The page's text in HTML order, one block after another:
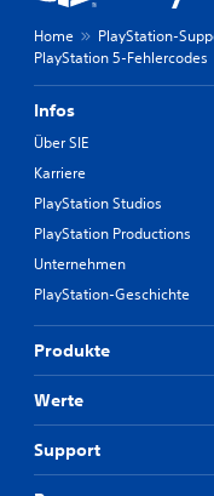
Home PlayStation-
PlayStation 5-Fehlercodes
Infos
Über SIE
Karriere
PlayStation Studios
PlayStation Productions
Unternehmen
PlayStation-Geschichte
Produkte
Werte
Support